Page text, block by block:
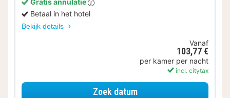
Gratis annulatie
Betaal in het hotel
Bekijk details
Vanaf
103,77 €
per kamer per nacht
incl. citytax
Zoek datumvoor Superior kamer